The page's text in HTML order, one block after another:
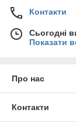
Контакти
Сьогодні
Показати
Про нас
Контакти